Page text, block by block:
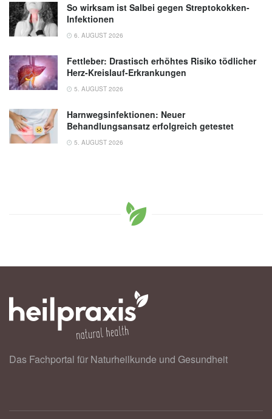
So wirksam ist Salbei gegen Streptokokken-
Infektionen
6. AUGUST 2026
Fettleber: Drastisch erhöhtes Risiko tödlicher
Herz-Kreislauf-Erkrankungen
5. AUGUST 2026
Harnwegsinfektionen: Neuer
Behandlungsansatz erfolgreich getestet
5. AUGUST 2026
Das Fachportal für Naturheilkunde und Gesundheit